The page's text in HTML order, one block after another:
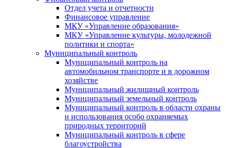
Отдел учета и отчетности
Финансовое управление
МКУ «Управление образования»
МКУ «Управление культуры, молодежной
политики и спорта»
Муниципальный контроль
Муниципальный контроль на
автомобильном транспорте и в дорожном
хозяйстве
Муниципальный жилищный контроль
Муниципальный земельный контроль
Муниципальный контроль в области охраны
и использования особо охраняемых
природных территорий
Муниципальный контроль в сфере
благоустройства